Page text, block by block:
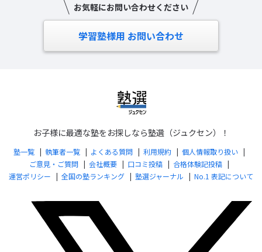
お気軽にお問い合わせください
学習塾様用 お問い合わせ
お子様に最適な塾をお探しなら塾選（ジュクセン）！
塾一覧 執筆者一覧 よくある質問 利用規約
個人情報取り扱い
ご意見・ご質問
会社概要 口コミ投稿
合格体験記投稿
運営ポリシー
全国の塾ランキング 塾選ジャーナル No.1 表記について